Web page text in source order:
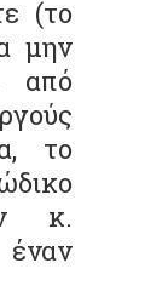
(το
μην
από
το
κ.